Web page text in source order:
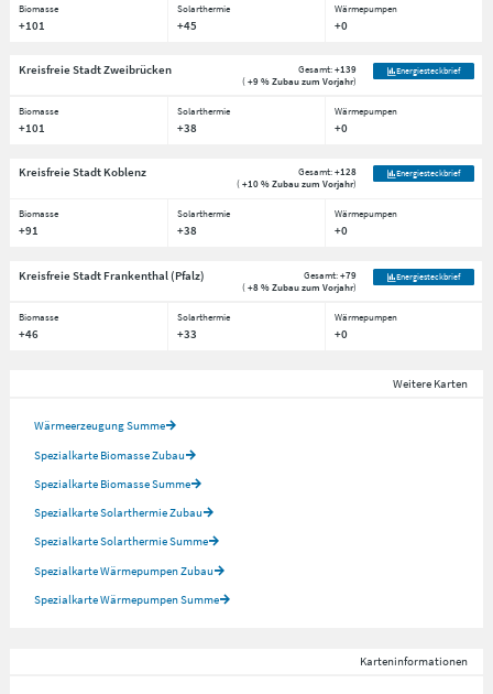
Biomasse Solarthermie Wärmepumpen
+101 +45 +0
Kreisfreie Stadt Zweibrücken Gesamt:+139
(+9 % Zubau zum Vorjahr)
Energiesteckbrief
Biomasse Solarthermie Wärmepumpen
+101 +38 +0
Kreisfreie Stadt Koblenz Gesamt:+128
(+10 % Zubau zum Vorjahr)
Energiesteckbrief
Biomasse Solarthermie Wärmepumpen
+91 +38 +0
Kreisfreie Stadt Frankenthal (Pfalz) Gesamt:+79
(+8 % Zubau zum Vorjahr)
Energiesteckbrief
Biomasse Solarthermie Wärmepumpen
+46 +33 +0
Weitere Karten
Wärmeerzeugung Summe
Spezialkarte Biomasse Zubau
Spezialkarte Biomasse Summe
Spezialkarte Solarthermie Zubau
Spezialkarte Solarthermie Summe
Spezialkarte Wärmepumpen Zubau
Spezialkarte Wärmepumpen Summe
Karteninformationen